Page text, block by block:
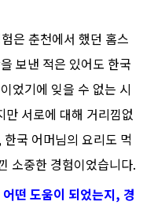
은 춘천에서 했던 홈스
보낸 적은 있어도 한국
었기에 잊을 수 없는 시
서로에 대해 거리낌없
국 어머님의 요리도 먹
소중한 경험이었습니다.
떤 도움이 되었는지, 경